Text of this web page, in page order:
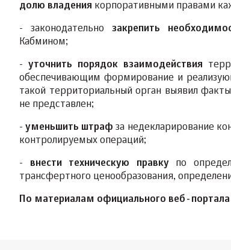
долю владения корпоративными правами
- законодательнозакрепить
Кабмином;
-уточнить порядок взаимодействия
обеспечивающим формирование и
такой территориальный орган выявил
не представлен;
-уменьшить штраф за недекларирование
контролируемых операций;
- внести техническую правкупо
трансфертного ценообразования,
По материалам официального веб-портала